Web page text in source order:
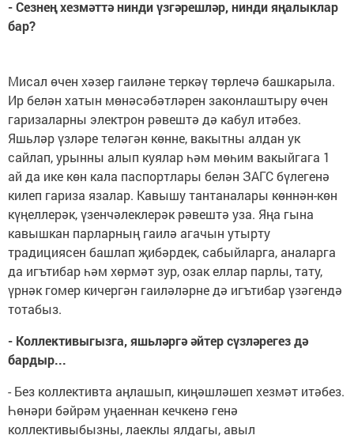
- Сезнең хезмәттә нинди үзгәрешләр, нинди яңалыклар
бар?
Мисал өчен хәзер гаиләне теркәү төрлечә башкарыла.
Ир белән хатын мөнәсәбәтләрен законлаштыру өчен
гаризаларны электрон рәвештә дә кабул итәбез.
Яшьләр үзләре теләгән көнне, вакытны алдан ук
сайлап, урынны алып куялар һәм мөһим вакыйгага 1
ай да ике көн кала паспортлары белән ЗАГС бүлегенә
килеп гариза язалар. Кавышу тантаналары көннән-көн
күңеллерәк, үзенчәлеклерәк рәвештә уза. Яңа гына
кавышкан парларның гаилә агачын утырту
традициясен башлап җибәрдек, сабыйларга, аналарга
да игътибар һәм хөрмәт зур, озак еллар парлы, тату,
үрнәк гомер кичергән гаиләләрне дә игътибар үзәгендә
тотабыз.
- Коллективыгызга, яшьләргә әйтер сүзләрегез дә
бардыр...
- Без коллективта аңлашып, киңәшләшеп хезмәт итәбез.
Һөнәри бәйрәм уңаеннан кечкенә генә
коллективыбызны, лаеклы ялдагы, авыл